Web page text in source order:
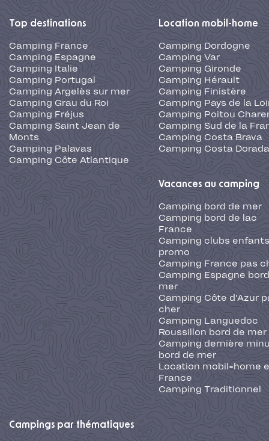
Top destinations
Camping France
Camping Espagne
Camping Italie
Camping Portugal
Camping Argelès sur mer
Camping Grau du Roi
Camping Fréjus
Camping Saint Jean de
Monts
Camping Palavas
Camping Côte Atlantique
Location mobil-home
Camping Dordogne
Camping Var
Camping Gironde
Camping Hérault
Camping Finistère
Camping Pays de la
Camping Poitou
Camping Sud de la
Camping Costa Brava
Camping Costa Dorada
Vacances au camping
Camping bord de mer
Camping bord de lac
France
Camping clubs
promo
Camping France pas
Camping Espagne
mer
Camping Côte d'Azur
cher
Camping Languedoc
Roussillon bord de mer
Camping dernière
bord de mer
Location mobil-home
France
Camping Traditionnel
Campings par thématiques